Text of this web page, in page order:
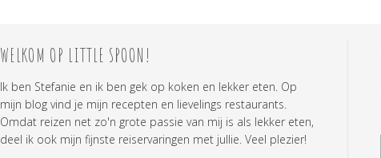
WELKOM OP LITTLE SPOON!
Ik ben Stefanie en ik ben gek op koken en lekker eten. Op
mijn blog vind je mijn recepten en lievelings restaurants.
Omdat reizen net zo'n grote passie van mij is als lekker eten,
deel ik ook mijn fijnste reiservaringen met jullie. Veel plezier!